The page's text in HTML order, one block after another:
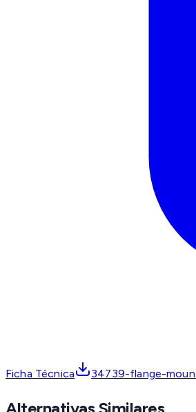
Ficha Técnica 34739-flange-